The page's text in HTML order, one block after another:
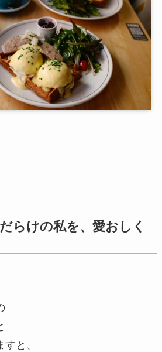
らけの私を、愛おしく
と、